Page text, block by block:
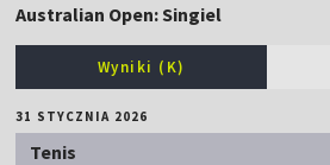
Australian Open: Singiel
Wyniki (K)
31 STYCZNIA 2026
Tenis